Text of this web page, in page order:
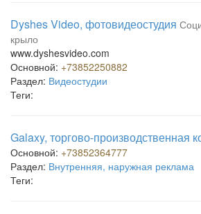
Dyshes Video, фотовидеостудия
крыло
www.dyshesvideo.com
Основной: +73852250882
Раздел: Видеостудии
Теги:
Galaxy, торгово-производственная
Основной: +73852364777
Раздел: Внутренняя, наружная реклама
Теги: